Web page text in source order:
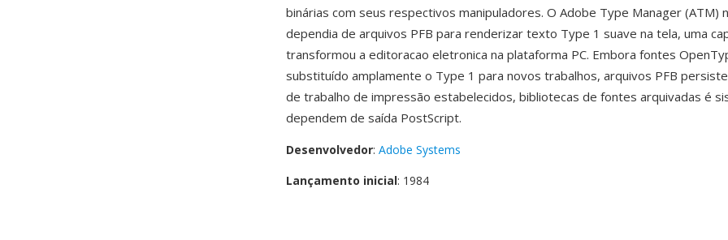
binárias com seus respectivos manipuladores. O Adobe Type Manager (ATM)
dependia de arquivos PFB para renderizar texto Type 1 suave na tela, uma
transformou a editoracao eletronica na plataforma PC. Embora fontes
substituído amplamente o Type 1 para novos trabalhos, arquivos PFB
de trabalho de impressão estabelecidos, bibliotecas de fontes arquivadas é
dependem de saída PostScript.
Desenvolvedor: Adobe Systems
Lançamento inicial: 1984